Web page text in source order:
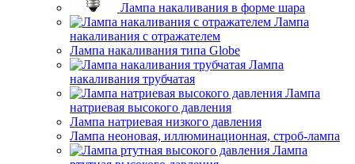
Лампа накаливания в форме шара
Лампа
накаливания с отражателем
Лампа накаливания типа Globe
Лампа
накаливания трубчатая
Лампа
натриевая высокого давления
Лампа натриевая низкого давления
Лампа неоновая, иллюминационная, строб-лампа
Лампа